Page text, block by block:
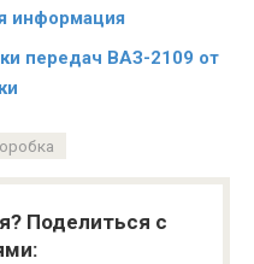
информация
передач ВАЗ-2109 от
Поделиться с